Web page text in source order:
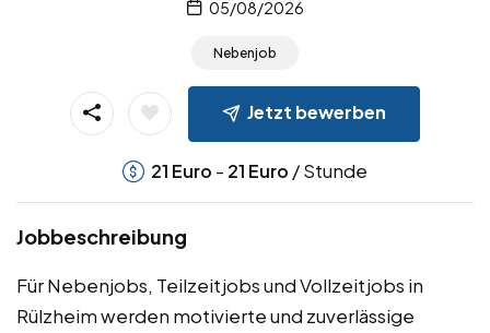
05/08/2026
Nebenjob
Jetzt bewerben
21 Euro - 21 Euro / Stunde
Jobbeschreibung
Für Nebenjobs, Teilzeitjobs und Vollzeitjobs in
Rülzheim werden motivierte und zuverlässige